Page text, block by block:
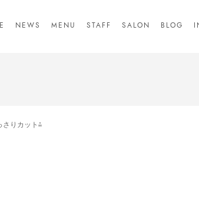
NEWS MENU STAFF SALON BLOG
さりカット⁂